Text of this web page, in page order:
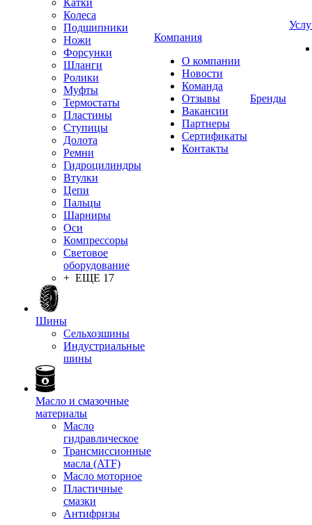
Колеса
Подшипники
Ножи
Форсунки
Шланги
Ролики
Муфты
Термостаты
Пластины
Ступицы
Долота
Ремни
Гидроцилиндры
Втулки
Цепи
Пальцы
Шарниры
Оси
Компрессоры
Световое
оборудование
+ ЕЩЕ 17
Шины
Сельхозшины
Индустриальные
шины
Масло и смазочные
материалы
Масло
гидравлическое
Трансмиссионные
масла (ATF)
Масло моторное
Пластичные
смазки
Антифризы
Компания
О компании
Новости
Команда
Отзывы
Вакансии
Партнеры
Сертификаты
Контакты
Бренды